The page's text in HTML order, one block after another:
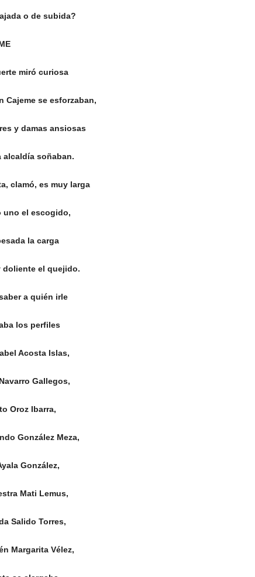
o de subida?
miró curiosa
Cajeme se esforzaban,
y damas ansiosas
alcaldía soñaban.
clamó, es muy larga
uno el escogido,
la carga
doliente el quejido.
a quién irle
los perfiles
Acosta Islas,
Gallegos,
Oroz Ibarra,
González Meza,
González,
Mati Lemus,
Salido Torres,
Margarita Vélez,